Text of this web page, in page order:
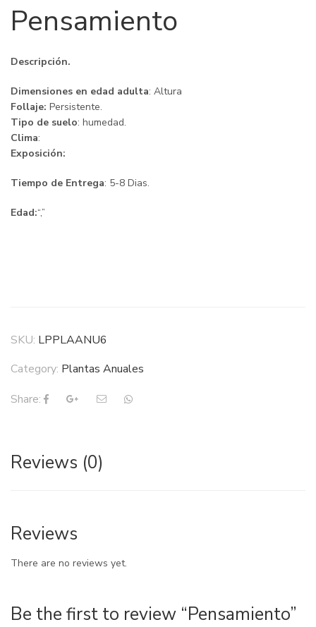
Pensamiento
Descripción.
Dimensiones en edad adulta: Altura
Follaje: Persistente.
Tipo de suelo: humedad.
Clima:
Exposición:
Tiempo de Entrega: 5-8 Dias.
Edad:“,”
SKU: LPPLAANU6
Category: Plantas Anuales
Share:
Reviews (0)
Reviews
There are no reviews yet.
Be the first to review “Pensamiento”